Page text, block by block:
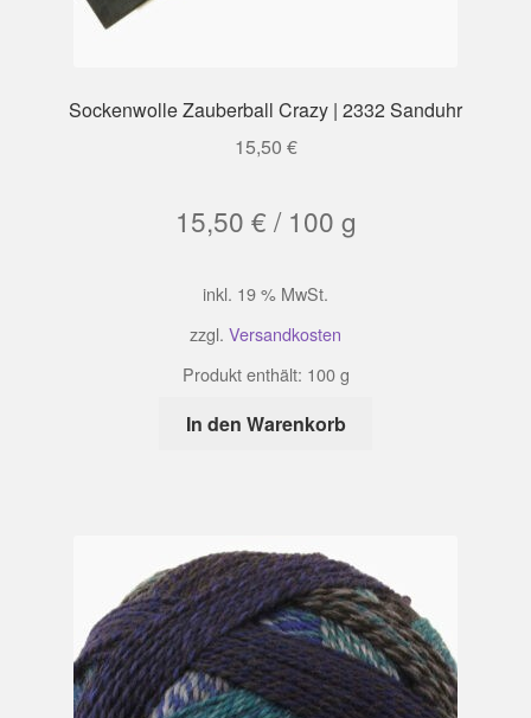
Sockenwolle Zauberball Crazy | 2332 Sanduhr
15,50 €
15,50 € / 100 g
inkl. 19 % MwSt.
zzgl. Versandkosten
Produkt enthält: 100g
In den Warenkorb